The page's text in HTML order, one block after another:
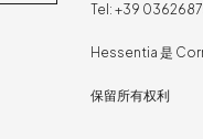
Tel: +39
Hessentia 是
保留所有权利